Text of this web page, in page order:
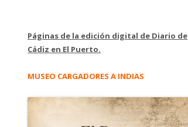
Páginas de la edición digital de Diario de
Cádiz en El Puerto.
MUSEO CARGADORES A INDIAS